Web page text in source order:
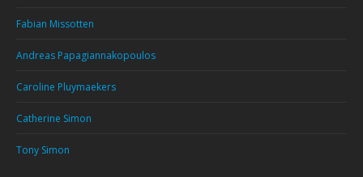
Fabian Missotten
Andreas Papagiannakopoulos
Caroline Pluymaekers
Catherine Simon
Tony Simon